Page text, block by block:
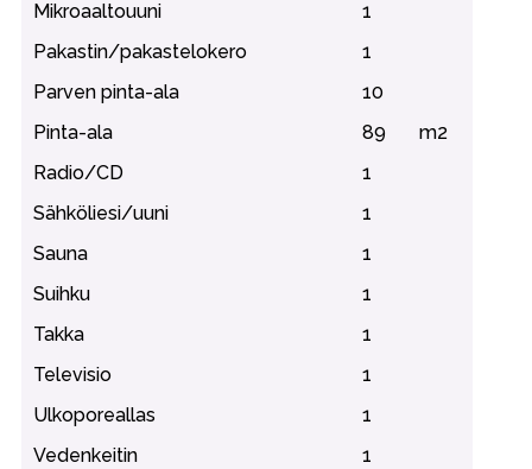
Mikroaaltouuni
1
Pakastin/pakastelokero
1
Parven pinta-ala
10
Pinta-ala
89
m2
Radio/CD
1
Sähköliesi/uuni
1
Sauna
1
Suihku
1
Takka
1
Televisio
1
Ulkoporeallas
1
Vedenkeitin
1